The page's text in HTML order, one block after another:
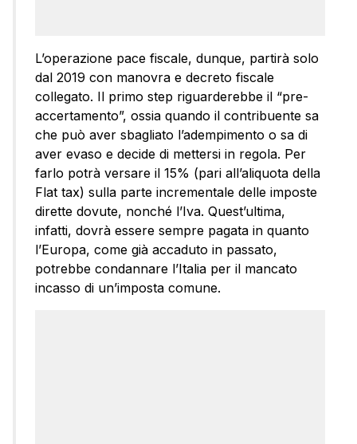
L’operazione pace fiscale, dunque, partirà solo
dal 2019 con manovra e decreto fiscale
collegato. Il primo step riguarderebbe il “pre-
accertamento”, ossia quando il contribuente sa
che può aver sbagliato l’adempimento o sa di
aver evaso e decide di mettersi in regola. Per
farlo potrà versare il 15% (pari all’aliquota della
Flat tax) sulla parte incrementale delle imposte
dirette dovute, nonché l’Iva. Quest’ultima,
infatti, dovrà essere sempre pagata in quanto
l’Europa, come già accaduto in passato,
potrebbe condannare l’Italia per il mancato
incasso di un’imposta comune.